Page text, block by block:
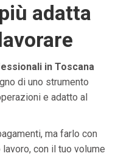
adatta
in Toscana
di uno strumento
e adatto al
ma farlo con
con il tuo volume